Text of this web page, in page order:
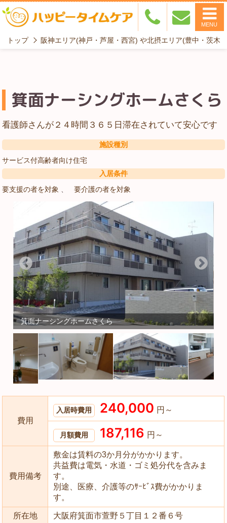
MENU
トップ 阪神エリア(神戸・芦屋・西宮) や北摂エリア(豊中・茨木
箕面ナーシングホームさくら
看護師さんが２４時間３６５日滞在されていて安心です
施設種別
サービス付高齢者向け住宅
入居条件
要支援の者を対象
要介護の者を対象
箕面ナーシングホームさくら
費用
入居時費用 240,000 円～
月額費用 187,116 円～
費用備考
敷金は賃料の3か月分がかかります。
共益費は電気・水道・ゴミ処分代を含みま
す。
別途、医療、介護等のｻｰﾋﾞｽ費がかかりま
す。
所在地 大阪府箕面市萱野５丁目１２番６号